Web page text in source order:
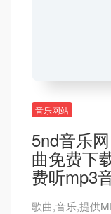
音乐网站
5nd音乐
曲免费下
费听mp3
歌曲,音乐,提供